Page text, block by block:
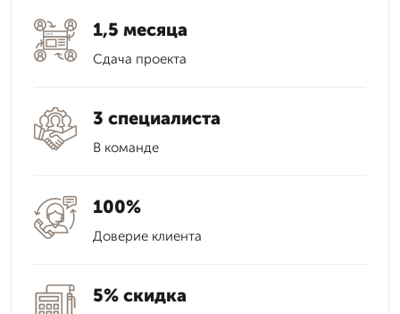
1,5 месяца
Сдача проекта
3 специалиста
В команде
100%
Доверие клиента
5% скидка